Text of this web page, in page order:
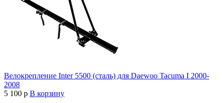
Велокрепление Inter 5500 (сталь) для Daewoo Tacuma I 2000-
2008
5 100 p В корзину